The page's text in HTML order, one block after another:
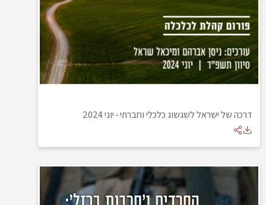
דרכה של ישראל לשגשוג כלכלי וחברתי-יוני 2024